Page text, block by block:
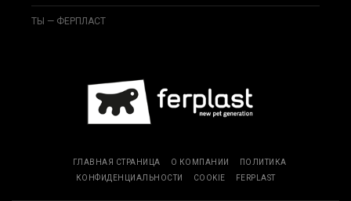
ТЫ — ФЕРПЛАСТ
ГЛАВНАЯ СТРАНИЦА О КОМПАНИИ
ПОЛИТИКА
КОНФИДЕНЦИАЛЬНОСТИ
COOKIE FERPLAST